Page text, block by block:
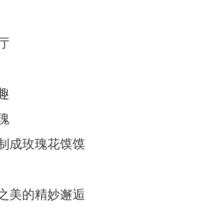
成玫瑰花馍馍
美的精妙邂逅